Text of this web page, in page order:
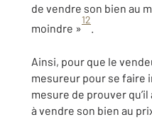
de vendre son bien au
moindre »
12
.
Ainsi, pour que le
mesureur pour se faire
mesure de prouver
à vendre son bien au